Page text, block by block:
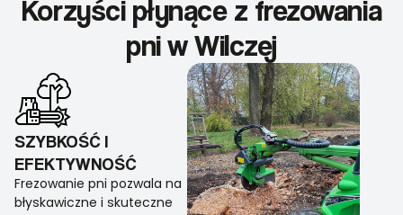
Korzyści płynące z frezowania
pni w Wilczej
SZYBKOŚĆ I
EFEKTYWNOŚĆ
Frezowanie pni pozwala na
błyskawiczne i skuteczne